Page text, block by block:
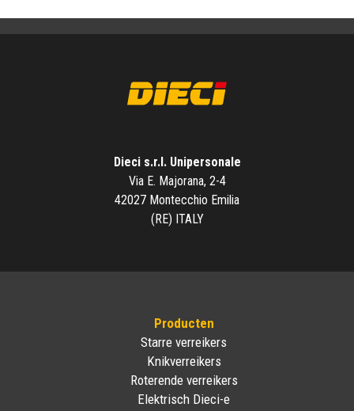
Dieci s.r.l. Unipersonale
Via E. Majorana, 2-4
42027 Montecchio Emilia
(RE) ITALY
Producten
Starre verreikers
Knikverreikers
Roterende verreikers
Elektrisch Dieci-e